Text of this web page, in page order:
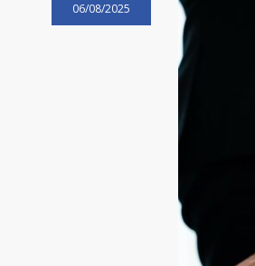
06/08/2025